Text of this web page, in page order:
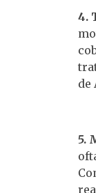
4.
de
5.